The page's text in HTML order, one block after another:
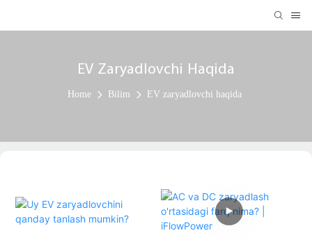
EV Zaryadlovchi Haqida
Home Bilim EV zaryadlovchi haqida